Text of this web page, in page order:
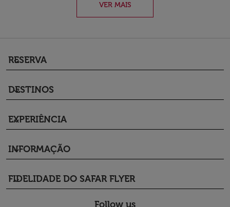
VER MAIS
RESERVA
keyboard_arrow_down
DESTINOS
keyboard_arrow_down
EXPERIÊNCIA
keyboard_arrow_down
INFORMAÇÃO
keyboard_arrow_down
FIDELIDADE DO SAFAR FLYER
keyboard_arrow_down
Follow us